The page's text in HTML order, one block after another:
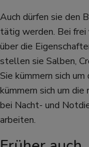
Auch dürfen sie den
tätig werden. Bei frei
über die
stellen sie Salben,
Sie kümmern sich
kümmern sich um
bei Nacht- und
arbeiten.